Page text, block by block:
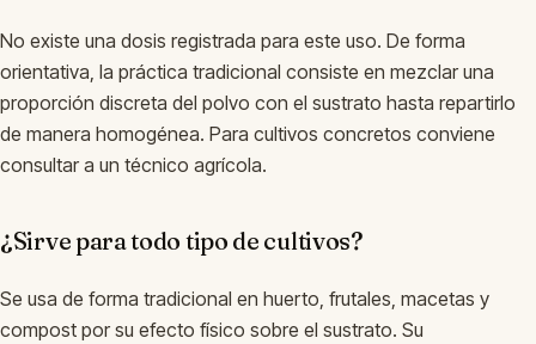
No existe una dosis registrada para este uso. De forma
orientativa, la práctica tradicional consiste en mezclar una
proporción discreta del polvo con el sustrato hasta repartirlo
de manera homogénea. Para cultivos concretos conviene
consultar a un técnico agrícola.
¿Sirve para todo tipo de cultivos?
Se usa de forma tradicional en huerto, frutales, macetas y
compost por su efecto físico sobre el sustrato. Su